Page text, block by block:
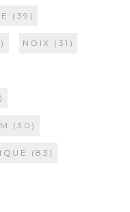
(39)
NOIX (31)
(30)
(83)